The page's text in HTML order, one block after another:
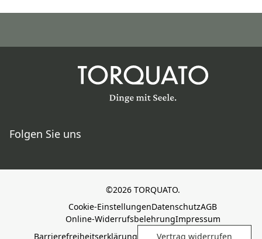
Folgen Sie uns
©2026 TORQUATO.
Cookie-EinstellungenDatenschutzAGB
Online-WiderrufsbelehrungImpressum
Barrierefreiheitserklärung
Vertrag widerrufen